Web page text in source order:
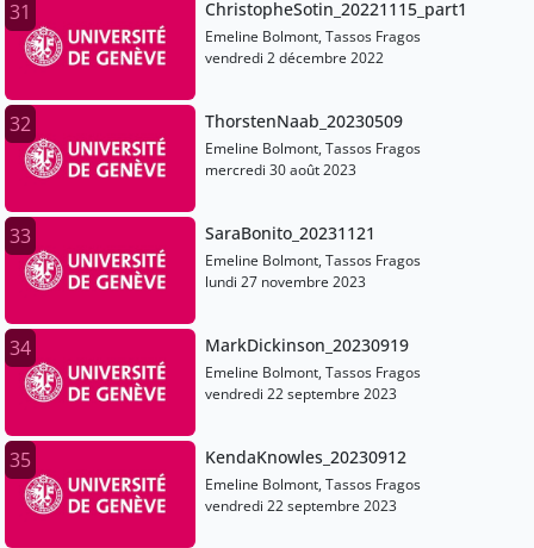
31 ChristopheSotin_20221115_part1
Emeline Bolmont, Tassos Fragos
vendredi 2 décembre 2022
32 ThorstenNaab_20230509
Emeline Bolmont, Tassos Fragos
mercredi 30 août 2023
33 SaraBonito_20231121
Emeline Bolmont, Tassos Fragos
lundi 27 novembre 2023
34 MarkDickinson_20230919
Emeline Bolmont, Tassos Fragos
vendredi 22 septembre 2023
35 KendaKnowles_20230912
Emeline Bolmont, Tassos Fragos
vendredi 22 septembre 2023